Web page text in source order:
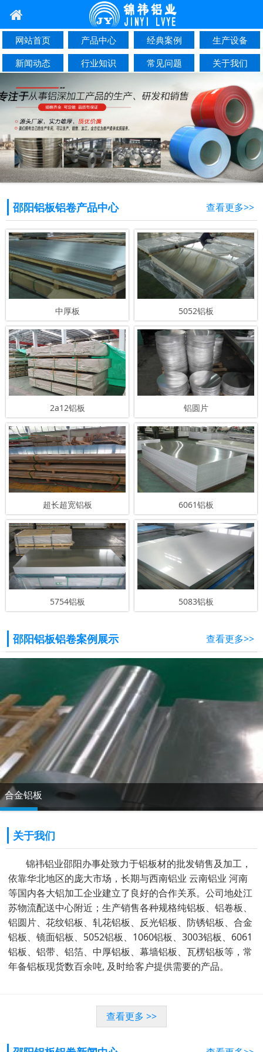
网站首页 产品中心 经典案例
生产设备
新闻动态
行业知识 常见问题
关于我们
联系我们
邵阳铝板铝卷产品中心 查看更多>>
中厚板 5052铝板
2a12铝板 铝圆片
超长超宽铝板 6061铝板
5754铝板 5083铝板
邵阳铝板铝卷案例展示 查看更多>>
防腐保温铝卷
关于我们
锦祎铝业邵阳办事处致力于铝板材的批发销售及加工，
依靠华北地区的庞大市场，长期与西南铝业 云南铝业 河南
等国内各大铝加工企业建立了良好的合作关系。公司地处江
苏物流配送中心附近；生产销售各种规格纯铝板、铝卷板、
铝圆片、花纹铝板、轧花铝板、反光铝板、防锈铝板、合金
铝板、镜面铝板、5052铝板、1060铝板、3003铝板、6061
铝板、铝带、铝箔、中厚铝板、幕墙铝板、瓦楞铝板等，常
年备铝板现货数百余吨, 及时给客户提供需要的产品。
查看更多 >>